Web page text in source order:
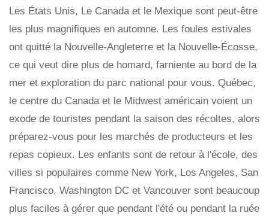
Les États Unis, Le Canada et le Mexique sont peut-être
les plus magnifiques en automne. Les foules estivales
ont quitté la Nouvelle-Angleterre et la Nouvelle-Écosse,
ce qui veut dire plus de homard, farniente au bord de la
mer et exploration du parc national pour vous. Québec,
le centre du Canada et le Midwest américain voient un
exode de touristes pendant la saison des récoltes, alors
préparez-vous pour les marchés de producteurs et les
repas copieux. Les enfants sont de retour à l'école, des
villes si populaires comme New York, Los Angeles, San
Francisco, Washington DC et Vancouver sont beaucoup
plus faciles à gérer que pendant l'été ou pendant la ruée